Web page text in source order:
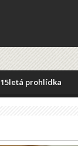
15letá prohlídka